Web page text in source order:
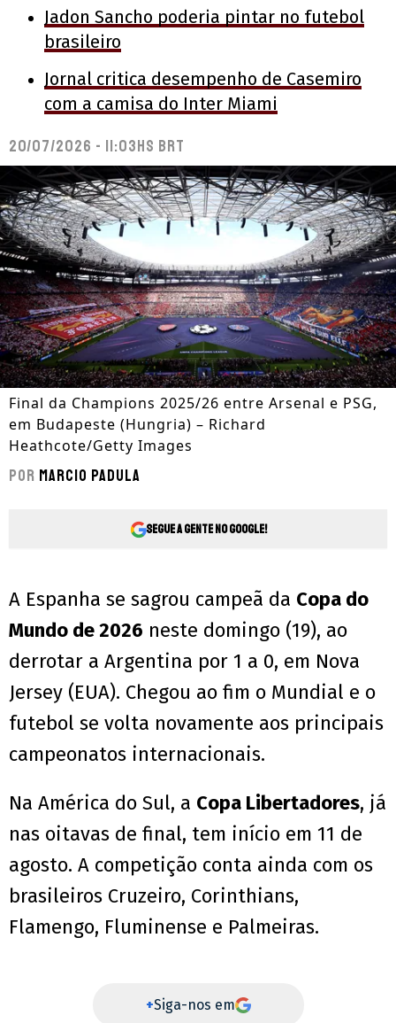
Jadon Sancho poderia pintar no futebol
brasileiro
Jornal critica desempenho de Casemiro
com a camisa do Inter Miami
20/07/2026 - 11:03hs BRT
Final da Champions 2025/26 entre Arsenal e PSG,
em Budapeste (Hungria) – Richard
Heathcote/Getty Images
Por Marcio Padula
Segue a gente no Google!
A Espanha se sagrou campeã da Copa do
Mundo de 2026 neste domingo (19), ao
derrotar a Argentina por 1 a 0, em Nova
Jersey (EUA). Chegou ao fim o Mundial e o
futebol se volta novamente aos principais
campeonatos internacionais.
Na América do Sul, a Copa Libertadores, já
nas oitavas de final, tem início em 11 de
agosto. A competição conta ainda com os
brasileiros Cruzeiro, Corinthians,
Flamengo, Fluminense e Palmeiras.
+Siga-nos em